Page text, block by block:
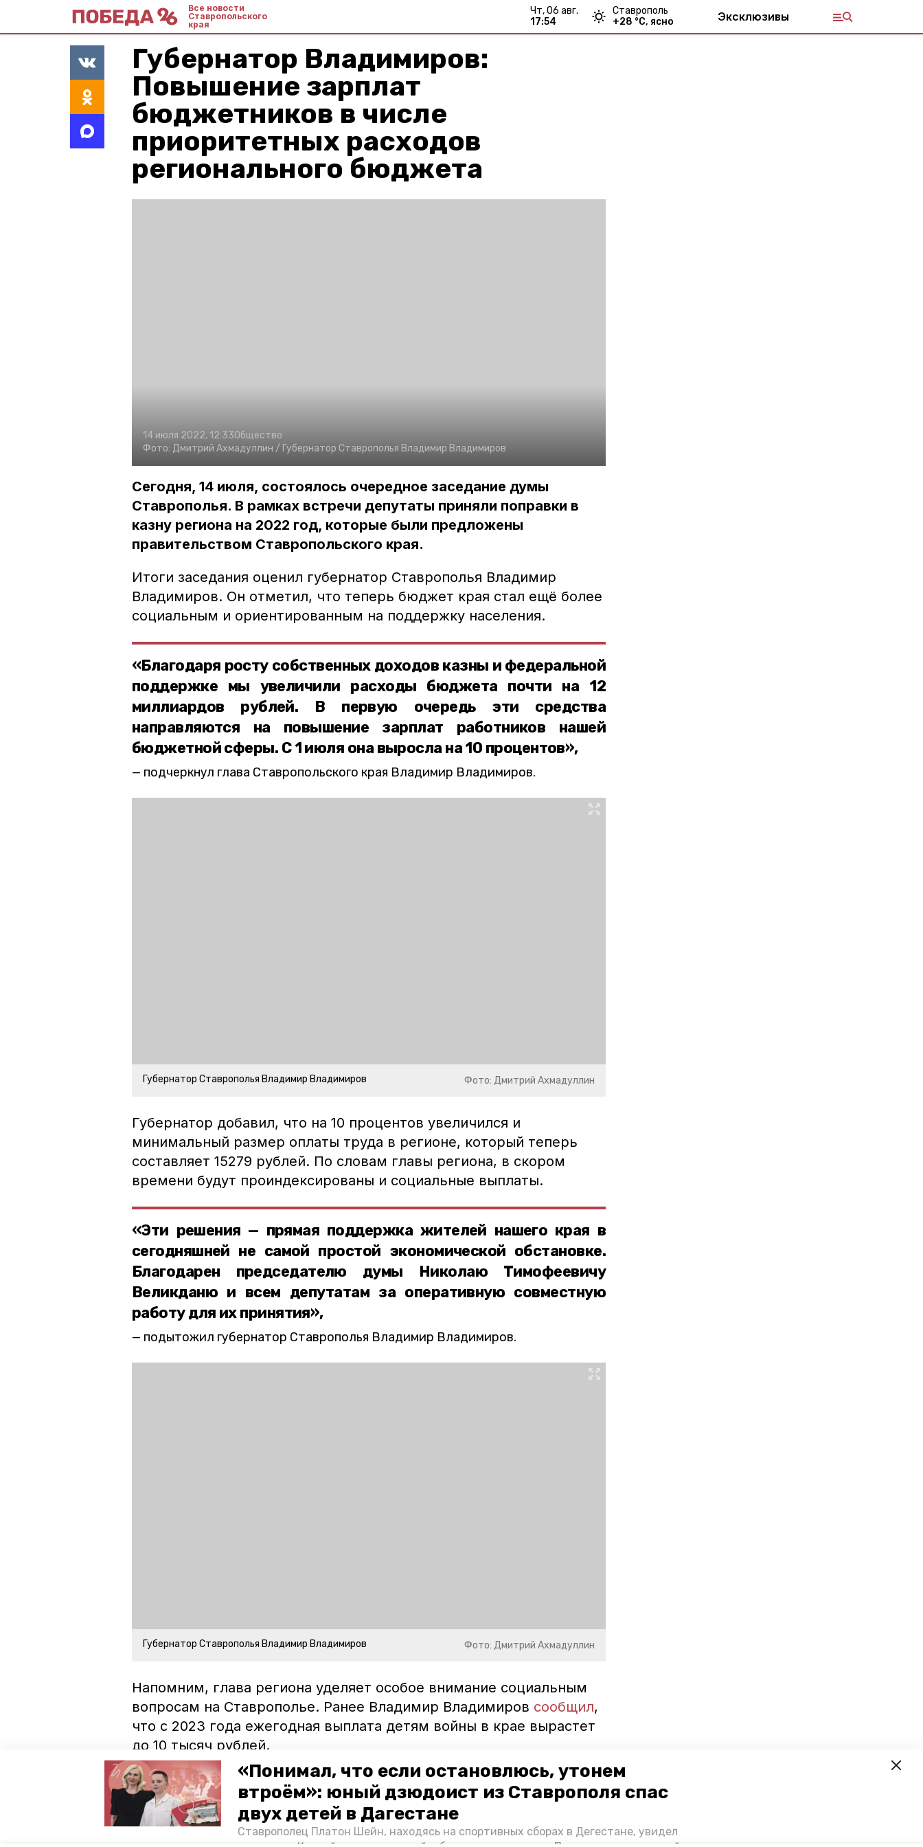
«Понимал, что если остановлюсь, утонем
втроём»: юный дзюдоист из Ставрополя спас
двух детей в Дагестане
Ставрополец Платон Шейн, находясь на спортивных сборах в Дегестане, увидел
Все новости
Ставропольского
края
чт, 06 авг.
17:54
Ставрополь
+28 °С, ясно Эксклюзивы
Губернатор Владимиров:
Повышение зарплат
бюджетников в числе
приоритетных расходов
регионального бюджета
14 июля 2022, 12:33Общество
Фото: Дмитрий Ахмадуллин / Губернатор Ставрополья Владимир Владимиров
Сегодня, 14 июля, состоялось очередное заседание думы
Ставрополья. В рамках встречи депутаты приняли поправки в
казну региона на 2022 год, которые были предложены
правительством Ставропольского края.
Итоги заседания оценил губернатор Ставрополья Владимир
Владимиров. Он отметил, что теперь бюджет края стал ещё более
социальным и ориентированным на поддержку населения.
«Благодаря росту собственных доходов казны и федеральной
поддержке мы увеличили расходы бюджета почти на 12
миллиардов рублей. В первую очередь эти средства
направляются на повышение зарплат работников нашей
бюджетной сферы. С 1 июля она выросла на 10 процентов»,
подчеркнул глава Ставропольского края Владимир Владимиров.
Губернатор Ставрополья Владимир Владимиров Фото: Дмитрий Ахмадуллин
Губернатор добавил, что на 10 процентов увеличился и
минимальный размер оплаты труда в регионе, который теперь
составляет 15279 рублей. По словам главы региона, в скором
времени будут проиндексированы и социальные выплаты.
«Эти решения — прямая поддержка жителей нашего края в
сегодняшней не самой простой экономической обстановке.
Благодарен председателю думы Николаю Тимофеевичу
Великданю и всем депутатам за оперативную совместную
работу для их принятия»,
подытожил губернатор Ставрополья Владимир Владимиров.
Губернатор Ставрополья Владимир Владимиров Фото: Дмитрий Ахмадуллин
Напомним, глава региона уделяет особое внимание социальным
вопросам на Ставрополье. Ранее Владимир Владимиров сообщил,
что с 2023 года ежегодная выплата детям войны в крае вырастет
до 10 тысяч рублей.
ставропольский край
социальная политика бюджет ставрополья дума ставропольского края